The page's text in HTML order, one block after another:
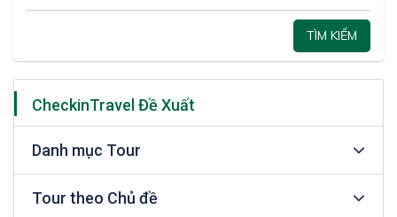
TÌM KIẾM
CheckinTravel Đề Xuất
Danh mục Tour
Tour theo Chủ đề